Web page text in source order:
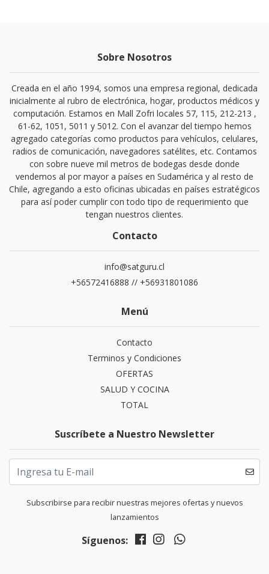
Sobre Nosotros
Creada en el año 1994, somos una empresa regional, dedicada
inicialmente al rubro de electrónica, hogar, productos médicos y
computación. Estamos en Mall Zofri locales 57, 115, 212-213 ,
61-62, 1051, 5011 y 5012. Con el avanzar del tiempo hemos
agregado categorías como productos para vehículos, celulares,
radios de comunicación, navegadores satélites, etc. Contamos
con sobre nueve mil metros de bodegas desde donde
vendemos al por mayor a países en Sudamérica y al resto de
Chile, agregando a esto oficinas ubicadas en países estratégicos
para así poder cumplir con todo tipo de requerimiento que
tengan nuestros clientes.
Contacto
info@satguru.cl
+56572416888 // +56931801086
Menú
Contacto
Terminos y Condiciones
OFERTAS
SALUD Y COCINA
TOTAL
Suscríbete a Nuestro Newsletter
Subscribirse para recibir nuestras mejores ofertas y nuevos
lanzamientos
Síguenos: